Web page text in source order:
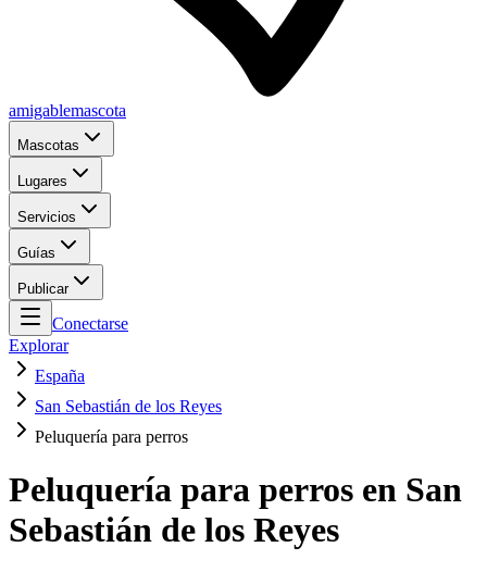
amigablemascota
Mascotas
Lugares
Servicios
Guías
Publicar
Conectarse
Explorar
España
San Sebastián de los Reyes
Peluquería para perros
Peluquería para perros en San
Sebastián de los Reyes